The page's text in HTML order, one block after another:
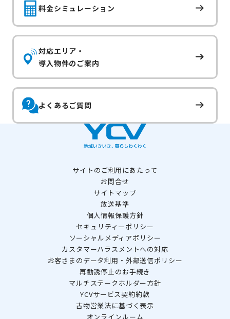
料金シミュレーション
対応エリア・
導入物件のご案内
よくあるご質問
サイトのご利用にあたって
お問合せ
サイトマップ
放送基準
個人情報保護方針
セキュリティーポリシー
ソーシャルメディアポリシー
カスタマーハラスメントへの対応
お客さまのデータ利用・外部送信ポリシー
再勧誘停止のお手続き
マルチステークホルダー方針
YCVサービス契約約款
古物営業法に基づく表示
オンラインルーム